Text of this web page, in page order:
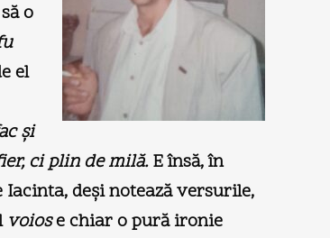
o
el
şi
ci plin de milă.E însă, în
Iacinta, deşi notează versurile,
voiose chiar o pură ironie